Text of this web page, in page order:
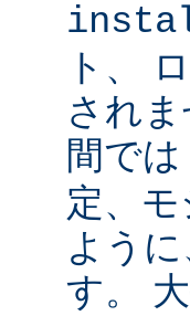
ト、
され
間では
定、
よう
す。